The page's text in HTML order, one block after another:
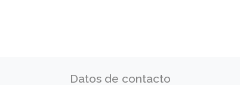
Datos de contacto